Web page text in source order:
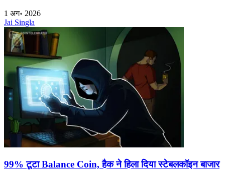
1 अग॰ 2026
Jai Singla
99% टूटा Balance Coin, हैक ने हिला दिया स्टेबलकॉइन बाजार